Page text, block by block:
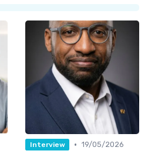
Interview • 19/05/2026